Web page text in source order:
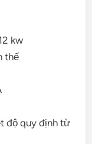
kw
thế
độ quy định từ